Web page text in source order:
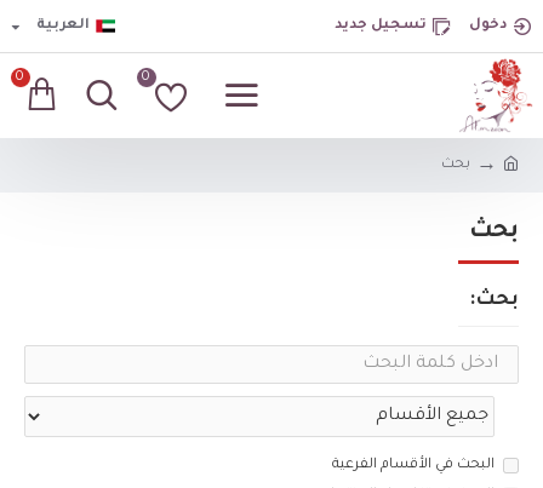
دخول تسجيل جديد العربية
0
0
بحث
بحث
بحث:
البحث في الأقسام الفرعية